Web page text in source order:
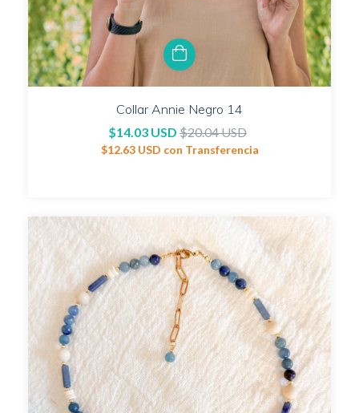
Collar Annie Negro 14
$14.03 USD $20.04 USD
$12.63 USD con Transferencia